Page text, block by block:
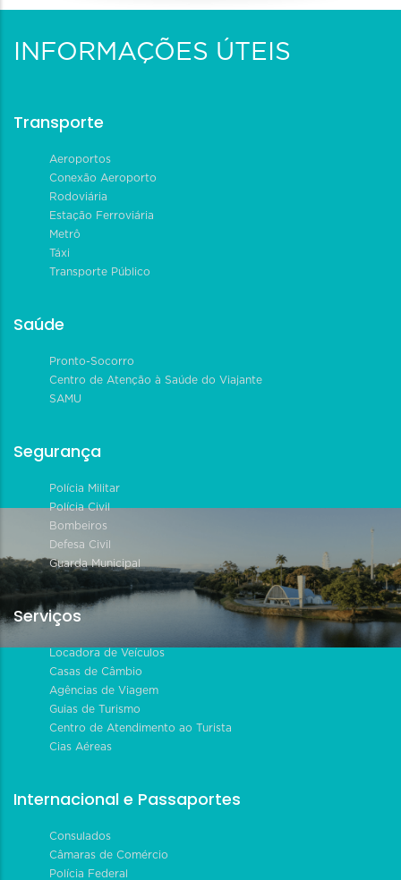
INFORMAÇÕES ÚTEIS
Transporte
Aeroportos
Conexão Aeroporto
Rodoviária
Estação Ferroviária
Metrô
Táxi
Transporte Público
Saúde
Pronto-Socorro
Centro de Atenção à Saúde do Viajante
SAMU
Segurança
Polícia Militar
Polícia Civil
Bombeiros
Defesa Civil
Guarda Municipal
Serviços
Locadora de Veículos
Casas de Câmbio
Agências de Viagem
Guias de Turismo
Centro de Atendimento ao Turista
Cias Aéreas
Internacional e Passaportes
Consulados
Câmaras de Comércio
Polícia Federal